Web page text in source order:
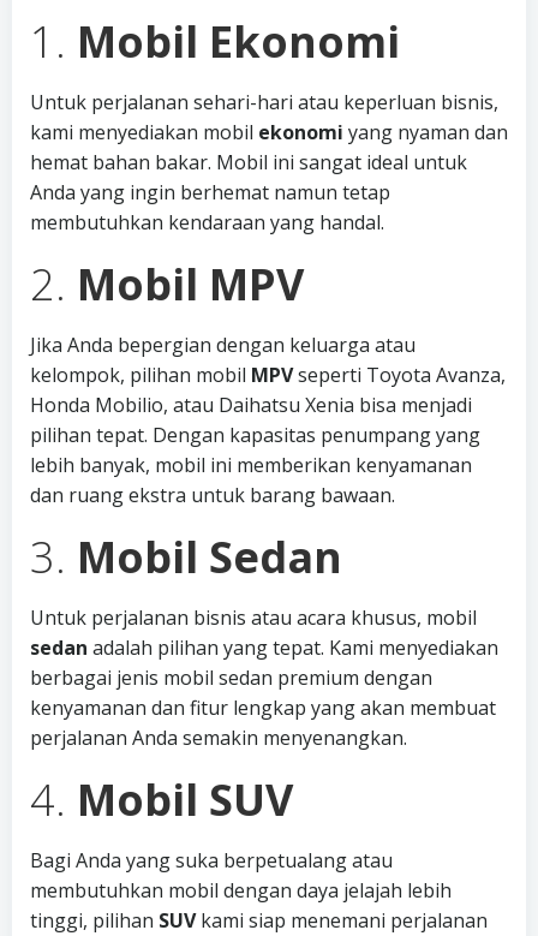
1. Mobil Ekonomi
Untuk perjalanan sehari-hari atau keperluan bisnis,
kami menyediakan mobil ekonomi yang nyaman dan
hemat bahan bakar. Mobil ini sangat ideal untuk
Anda yang ingin berhemat namun tetap
membutuhkan kendaraan yang handal.
2. Mobil MPV
Jika Anda bepergian dengan keluarga atau
kelompok, pilihan mobil MPVseperti Toyota Avanza,
Honda Mobilio, atau Daihatsu Xenia bisa menjadi
pilihan tepat. Dengan kapasitas penumpang yang
lebih banyak, mobil ini memberikan kenyamanan
dan ruang ekstra untuk barang bawaan.
3. Mobil Sedan
Untuk perjalanan bisnis atau acara khusus, mobil
sedan adalah pilihan yang tepat. Kami menyediakan
berbagai jenis mobil sedan premium dengan
kenyamanan dan fitur lengkap yang akan membuat
perjalanan Anda semakin menyenangkan.
4. Mobil SUV
Bagi Anda yang suka berpetualang atau
membutuhkan mobil dengan daya jelajah lebih
tinggi, pilihan SUVkami siap menemani perjalanan